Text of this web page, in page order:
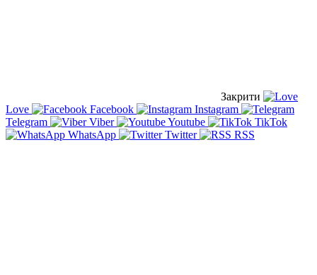
Закрити
Love
Facebook
Instagram
Telegram
Viber Youtube
TikTok
WhatsApp
Twitter RSS